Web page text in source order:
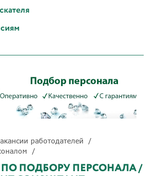
работодателей
ПОДБОРУ ПЕРСОНАЛА /